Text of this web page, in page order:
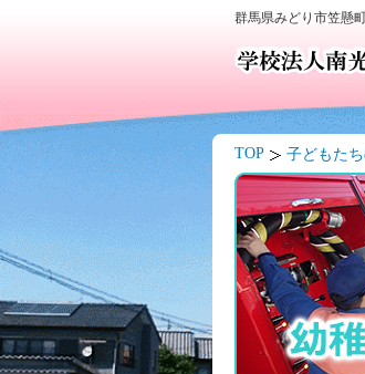
群馬県みどり市笠懸
TOP 子どもた